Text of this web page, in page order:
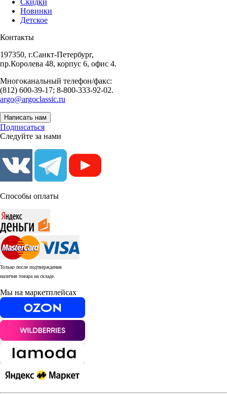
Скидки
Новинки
Детское
Контакты
197350, г.Санкт-Петербург,
пр.Королева 48, корпус 6, офис 4.
Многоканальный телефон/факс:
(812) 600-39-17; 8-800-333-92-02.
argo@argoclassic.ru
Написать нам
Подписаться
Следуйте за нами
Способы оплаты
Только после подтверждения
наличия товара на складе.
Мы на маркетплейсах